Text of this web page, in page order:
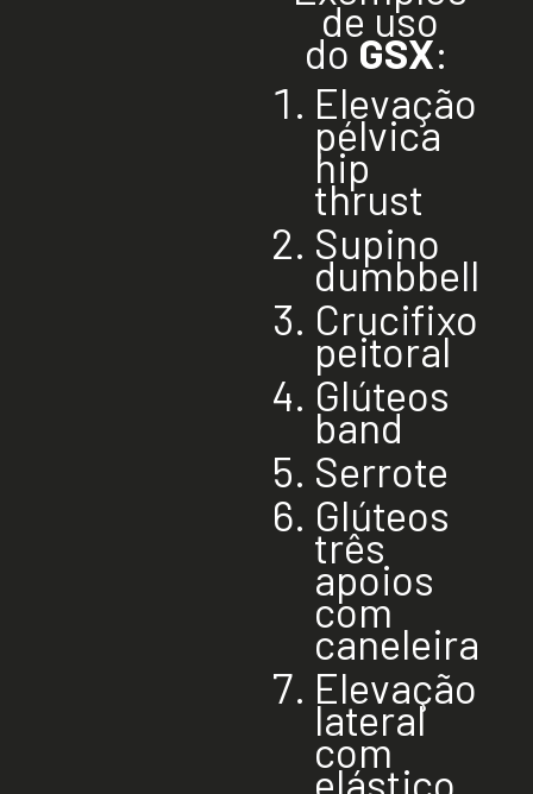
de uso
doGSX:
Elevação
pélvica
hip
thrust
Supino
dumbbell
Crucifixo
peitoral
Glúteos
band
Serrote
Glúteos
três
apoios
com
caneleira
Elevação
lateral
com
elástico